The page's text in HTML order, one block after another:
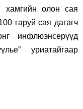
хамгийн олон сая
гаруй сая дагагч
инфлюэнсерүүд
уриатайгаар